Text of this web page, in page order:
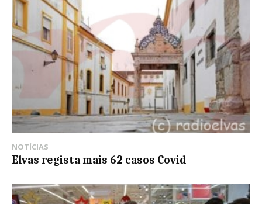
NOTÍCIAS
Elvas regista mais 62 casos Covid